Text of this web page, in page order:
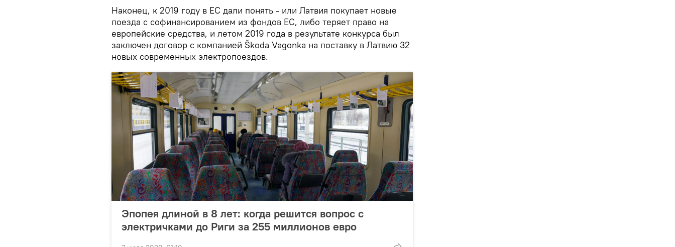
Наконец, к 2019 году в ЕС дали понять - или Латвия покупает новые
поезда с софинансированием из фондов ЕС, либо теряет право на
европейские средства, и летом 2019 года в результате конкурса был
заключен договор с компанией Škoda Vagonka на поставку в Латвию 32
новых современных электропоездов.
Эпопея длиной в 8 лет: когда решится вопрос с
электричками до Риги за 255 миллионов евро